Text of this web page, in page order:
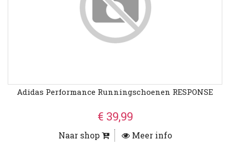
Adidas Performance Runningschoenen RESPONSE
€ 39,99
Naar shop Meer info